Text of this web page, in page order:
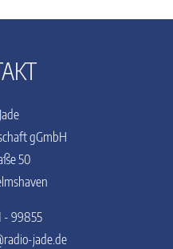
gGmbH
50
- 99855
jade.de